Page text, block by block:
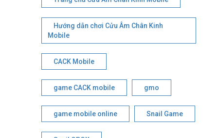
Hướng dẫn chơi Cửu Âm Chân Kinh
Mobile
CACK Mobile
game CACK mobile gmo
game mobile online Snail Game